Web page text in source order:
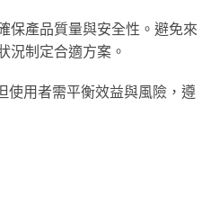
保產品質量與安全性。避免來
況制定合適方案。
使用者需平衡效益與風險，遵